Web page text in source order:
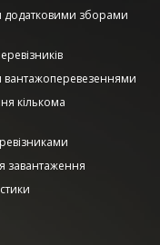
додатковими зборами
вантажоперевезеннями
кількома
завантаження